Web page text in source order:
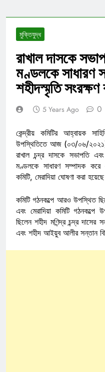
মুক্তিযুদ্ধ
রাখাল দাসকে
মণ্ডলকে সাধারণ
শহীদস্মৃতি
5 Years Ago 0
কেন্দ্রীয় কমিটির আহ্বায়ক
উপস্থিতিতে আজ (০৩/০৬/২০২১)
রাখাল চন্দ্র দাসকে সভাপতি
মণ্ডলকে সাধারণ সম্পাদক করে
কমিটি, মেরাদিয়া ঘোষণা করা
কমিটি গঠনকল্পে আরও উপস্থিত
এবং মেরাদিয়া কমিটি গঠনকল্পে
ছিলেন শহীদ মণিন্দ্র চন্দ্র
এবং শহীদ আইয়ুব আলীর সন্তান